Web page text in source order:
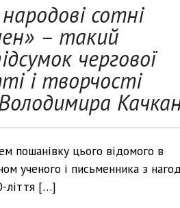
сотні
– такий
чергової
і творчості
пошанівку цього відомого в
ученого і письменника з
ліття […]